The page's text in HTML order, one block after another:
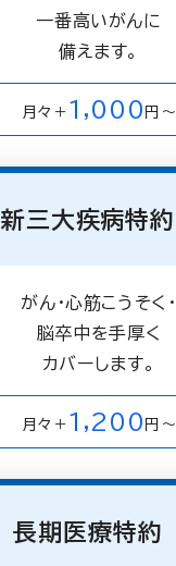
一番高いがんに
備えます。
月々＋ 1,000 円～
新三大疾病特約
がん・心筋こうそく・
脳卒中を手厚く
カバーします。
月々＋ 1,200 円～
長期医療特約